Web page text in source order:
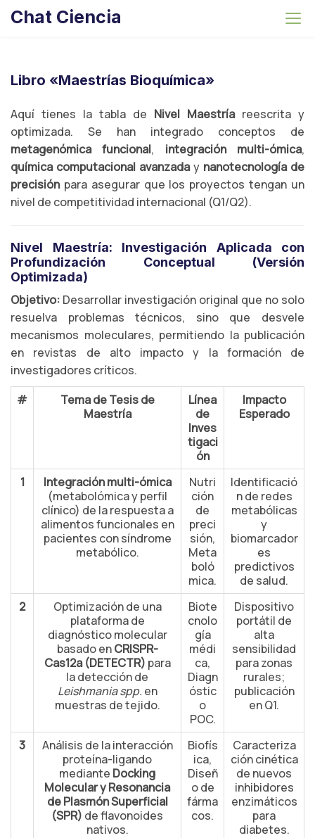
Chat Ciencia
Libro «Maestrías Bioquímica»
Aquí tienes la tabla de Nivel Maestríareescrita y
optimizada. Se han integrado conceptos de
metagenómica funcional, integración multi-ómica,
química computacional avanzaday nanotecnología de
precisiónpara asegurar que los proyectos tengan un
nivel de competitividad internacional (Q1/Q2).
Nivel Maestría: Investigación Aplicada con
Profundización Conceptual (Versión
Optimizada)
Objetivo: Desarrollar investigación original que no solo
resuelva problemas técnicos, sino que desvele
mecanismos moleculares, permitiendo la publicación
en revistas de alto impacto y la formación de
investigadores críticos.
#
Tema de Tesis de
Maestría
Línea
de
Inves
tigaci
ón
Impacto
Esperado
1
Integración multi-ómica
(metabolómica y perfil
clínico) de la respuesta a
alimentos funcionales en
pacientes con síndrome
metabólico.
Nutri
ción
de
preci
sión,
Meta
boló
mica.
Identificació
n de redes
metabólicas
y
biomarcador
es
predictivos
de salud.
2
Optimización de una
plataforma de
diagnóstico molecular
basado enCRISPR-
Cas12a (DETECTR) para
la detección de
Leishmania spp.en
muestras de tejido.
Biote
cnolo
gía
médi
ca,
Diagn
óstic
o
POC.
Dispositivo
portátil de
alta
sensibilidad
para zonas
rurales;
publicación
en Q1.
3
Análisis de la interacción
proteína-ligando
mediante Docking
Molecular y Resonancia
de Plasmón Superficial
(SPR) de flavonoides
nativos.
Biofís
ica,
Diseñ
o de
fárma
cos.
Caracteriza
ción cinética
de nuevos
inhibidores
enzimáticos
para
diabetes.